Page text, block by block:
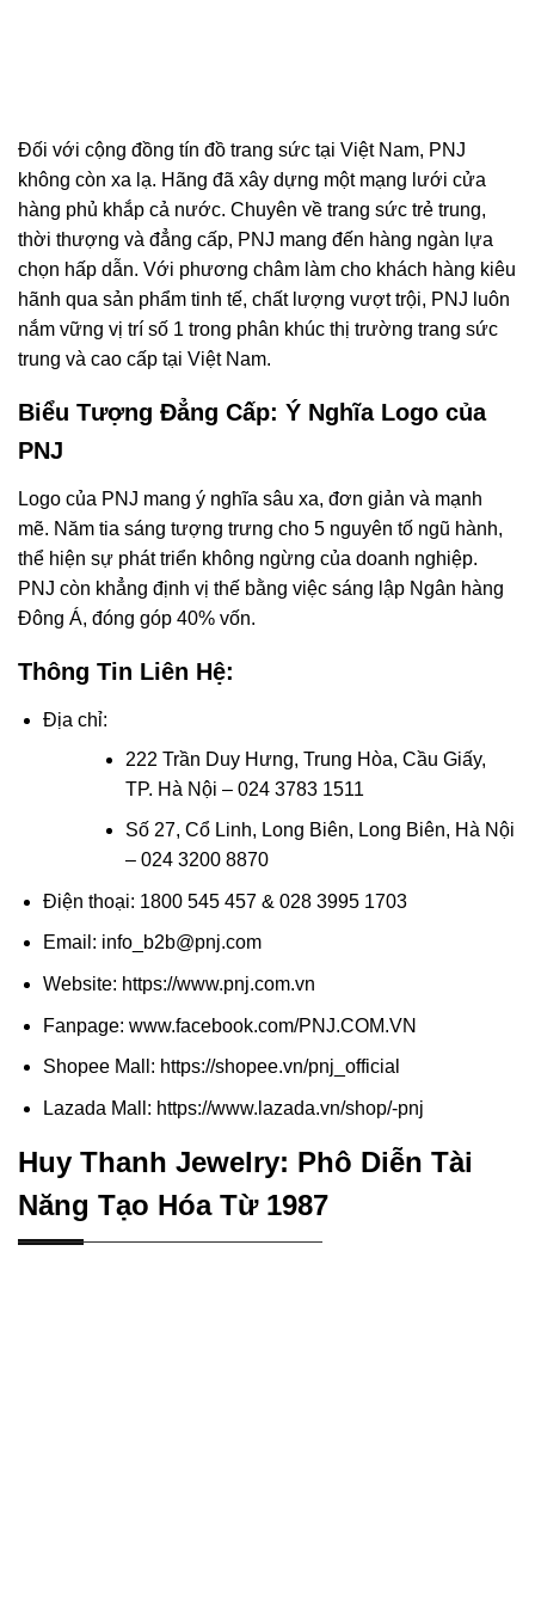
Đối với cộng đồng tín đồ trang sức tại Việt Nam, PNJ
không còn xa lạ. Hãng đã xây dựng một mạng lưới cửa
hàng phủ khắp cả nước. Chuyên về trang sức trẻ trung,
thời thượng và đẳng cấp, PNJ mang đến hàng ngàn lựa
chọn hấp dẫn. Với phương châm làm cho khách hàng kiêu
hãnh qua sản phẩm tinh tế, chất lượng vượt trội, PNJ luôn
nắm vững vị trí số 1 trong phân khúc thị trường trang sức
trung và cao cấp tại Việt Nam.
Biểu Tượng Đẳng Cấp: Ý Nghĩa Logo của
PNJ
Logo của PNJ mang ý nghĩa sâu xa, đơn giản và mạnh
mẽ. Năm tia sáng tượng trưng cho 5 nguyên tố ngũ hành,
thể hiện sự phát triển không ngừng của doanh nghiệp.
PNJ còn khẳng định vị thế bằng việc sáng lập Ngân hàng
Đông Á, đóng góp 40% vốn.
Thông Tin Liên Hệ:
Địa chỉ:
222 Trần Duy Hưng, Trung Hòa, Cầu Giấy,
TP. Hà Nội – 024 3783 1511
Số 27, Cổ Linh, Long Biên, Long Biên, Hà Nội
– 024 3200 8870
Điện thoại: 1800 545 457 & 028 3995 1703
Email: info_b2b@pnj.com
Website: https://www.pnj.com.vn
Fanpage: www.facebook.com/PNJ.COM.VN
Shopee Mall: https://shopee.vn/pnj_official
Lazada Mall: https://www.lazada.vn/shop/-pnj
Huy Thanh Jewelry: Phô Diễn Tài
Năng Tạo Hóa Từ 1987